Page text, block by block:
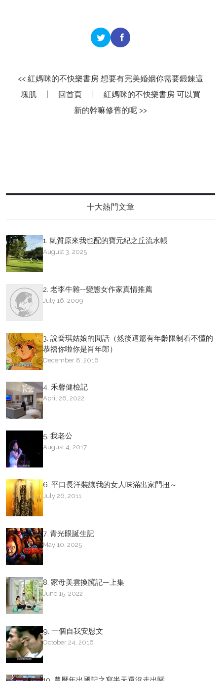
<< 紅媽咪的不快樂書房 想要有完美婚姻你需要鍛鍊這
塊肌
回首頁
紅媽咪的不快樂書房 可以買
新的幹嘛修舊的呢 >>
十大熱門文章
1. 氣質原來我也配的寶元紀之丘流水帳
August 3, 2025
2. 老李牛雜--變態女作家真情推薦
July 16, 2009
3. 說喬琪姑娘的閒話（然後這篇有年齡限制看不懂的
恭禧你啦你是肖年郎）
December 8, 2016
4. 禾馨健檢記
April 26, 2022
5. 我老公
August 4, 2017
6. 平口長洋裝讓我的女人味滿出家門扭～
July 26, 2011
7. 青光眼誕生記
May 10, 2025
8. 家母美雲換髖記—上集
June 15, 2022
9. 一個自我安慰文
October 24, 2016